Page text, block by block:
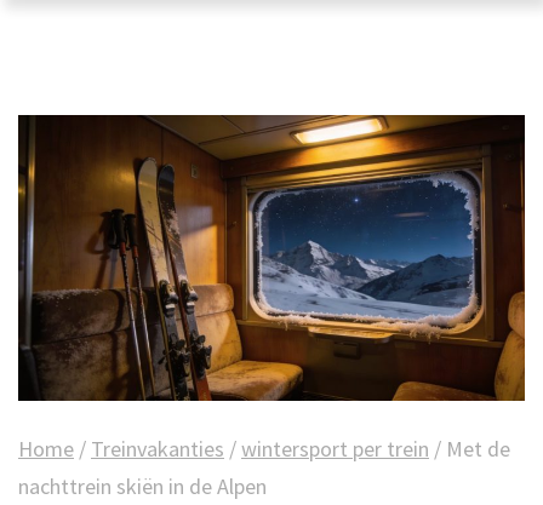
Home / Treinvakanties /wintersport per trein / Met de
nachttrein skiën in de Alpen